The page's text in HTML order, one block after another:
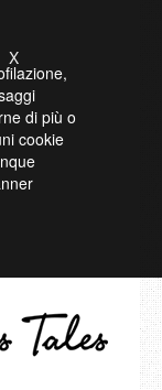
di più o
cookie
X